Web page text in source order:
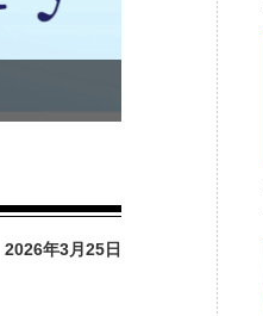
2026年3月25日